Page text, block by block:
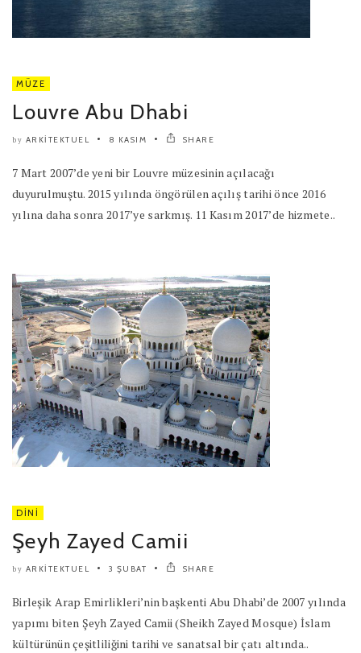
MÜZE
Louvre Abu Dhabi
by ARKITEKTUEL 8 KASIM SHARE
7 Mart 2007’de yeni bir Louvre müzesinin açılacağı
duyurulmuştu. 2015 yılında öngörülen açılış tarihi önce 2016
yılına daha sonra 2017’ye sarkmış. 11 Kasım 2017’de hizmete..
DINI
Şeyh Zayed Camii
by ARKITEKTUEL 3 ŞUBAT SHARE
Birleşik Arap Emirlikleri’nin başkenti Abu Dhabi’de 2007 yılında
yapımı biten Şeyh Zayed Camii (Sheikh Zayed Mosque) İslam
kültürünün çeşitliliğini tarihi ve sanatsal bir çatı altında..